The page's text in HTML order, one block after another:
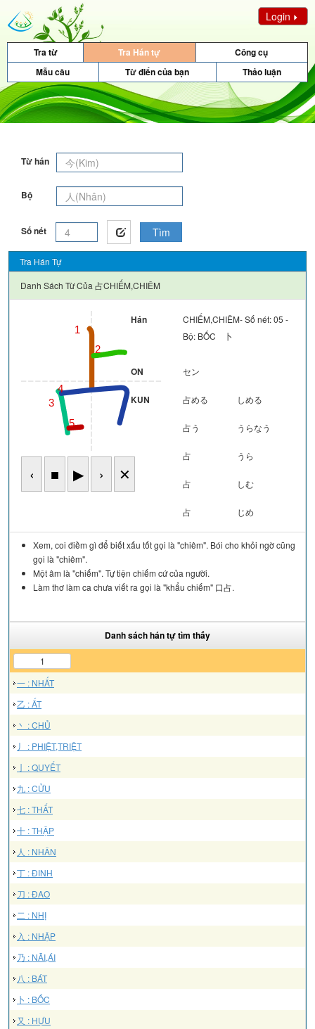
Login
Tra từ Tra Hán tự
Công cụ
Mẫu câu
Từ điển của bạn Thảo luận
Từ hán
Bộ
Số nét Tìm
Tra Hán Tự
Danh Sách Từ Của 占CHIẾM,CHIÊM
1
2
3
4
5
‹ ■ ▶ › ✕
Hán
CHIẾM,CHIÊM- Số nét: 05 -
Bộ: BỐC 卜
ON セン
KUN 占める しめる
占う うらなう
占 うら
占 しむ
占 じめ
Xem, coi điềm gì để biết xấu tốt gọi là "chiêm". Bói cho khỏi ngờ cũng
gọi là "chiêm".
Một âm là "chiếm". Tự tiện chiếm cứ của người.
Làm thơ làm ca chưa viết ra gọi là "khẩu chiếm" 口占.
Danh sách hán tự tìm thấy
1
一 : NHẤT
乙 : ẤT
丶 : CHỦ
丿 : PHIỆT,TRIỆT
亅 : QUYẾT
九 : CỬU
七 : THẤT
十 : THẬP
人 : NHÂN
丁 : ĐINH
刀 : ĐAO
二 : NHỊ
入 : NHẬP
乃 : NÃI,ÁI
八 : BÁT
卜 : BỐC
又 : HỰU